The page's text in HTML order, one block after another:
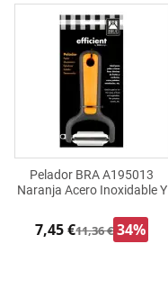
Pelador BRA A195013
Naranja Acero Inoxidable Y
7,45 €11,36 € 34%